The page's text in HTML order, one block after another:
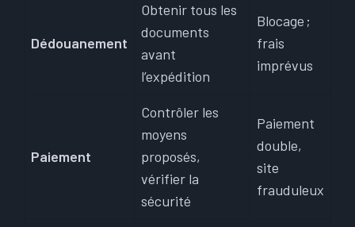
Dédouanement
Obtenir tous les
documents
avant
l’expédition
Blocage ;
frais
imprévus
Paiement
Contrôler les
moyens
proposés,
vérifier la
sécurité
Paiement
double,
site
frauduleux